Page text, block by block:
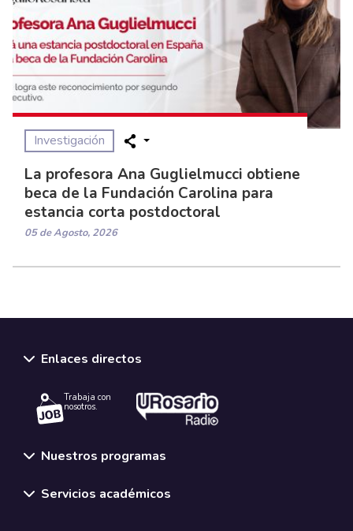
Investigación
La profesora Ana Guglielmucci obtiene
beca de la Fundación Carolina para
estancia corta postdoctoral
05 de Agosto, 2026
Enlaces directos
Trabaja con
nosotros.
Nuestros programas
Servicios académicos